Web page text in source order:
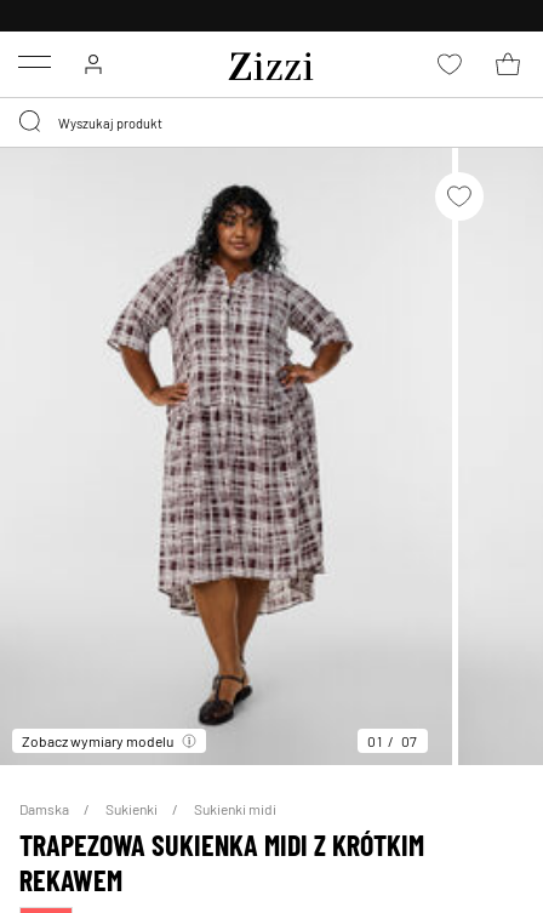
Menu
Zobacz wymiary modelu 01 07
Damska Sukienki Sukienki midi
TRAPEZOWA SUKIENKA MIDI Z KRÓTKIM
REKAWEM